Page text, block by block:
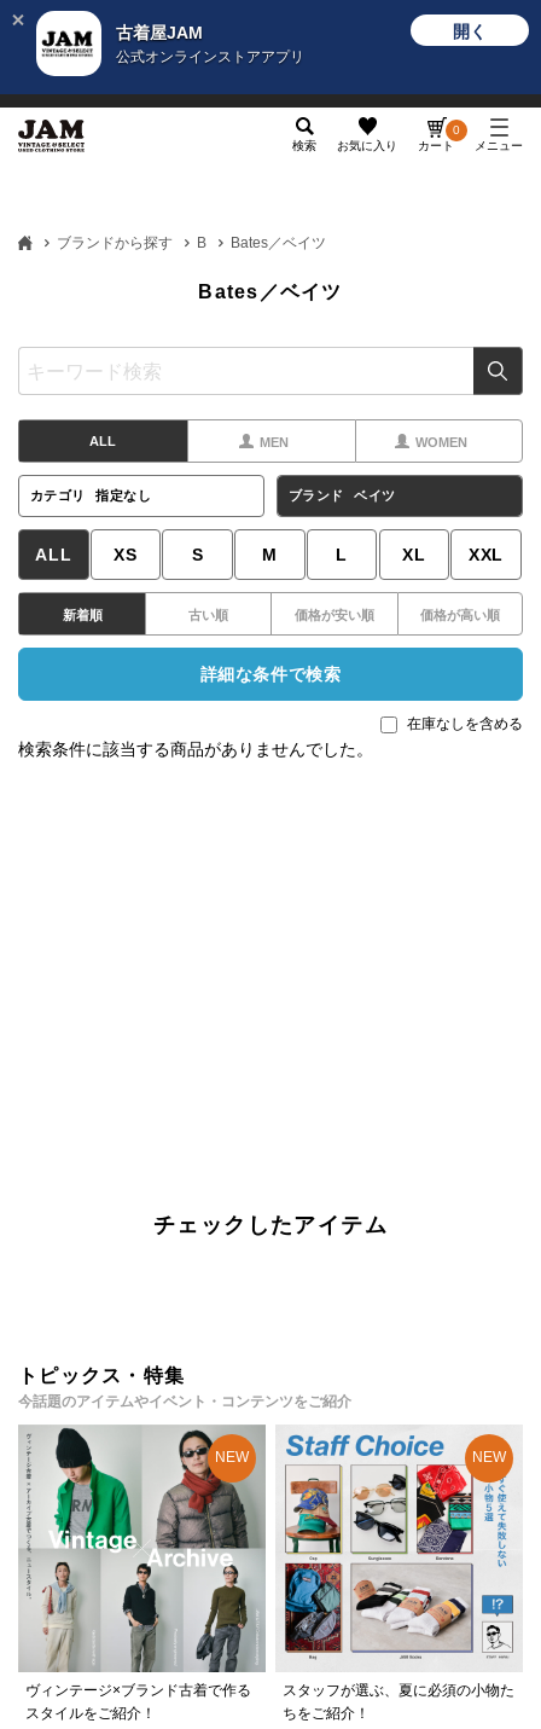
古着屋JAM
公式オンラインストアアプリ
開く
検索 お気に入り カート
0
メニュー
ブランドから探す B Bates／ベイツ
Bates／ベイツ
ALL MEN WOMEN
カテゴリ 指定なし ブランド ベイツ
ALL XS S M L XL XXL
新着順 古い順 価格が安い順 価格が高い順
詳細な条件で検索
在庫なしを含める
検索条件に該当する商品がありませんでした。
チェックしたアイテム
トピックス・特集
今話題のアイテムやイベント・コンテンツをご紹介
ヴィンテージ×ブランド古着で作る
スタイルをご紹介！
スタッフが選ぶ、夏に必須の小物た
ちをご紹介！